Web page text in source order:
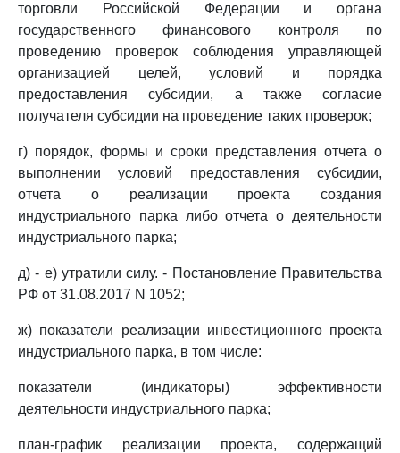
торговли Российской Федерации и органа
государственного финансового контроля по
проведению проверок соблюдения управляющей
организацией целей, условий и порядка
предоставления субсидии, а также согласие
получателя субсидии на проведение таких проверок;
г) порядок, формы и сроки представления отчета о
выполнении условий предоставления субсидии,
отчета о реализации проекта создания
индустриального парка либо отчета о деятельности
индустриального парка;
д) - е) утратили силу. - Постановление Правительства
РФ от 31.08.2017 N 1052;
ж) показатели реализации инвестиционного проекта
индустриального парка, в том числе:
показатели (индикаторы) эффективности
деятельности индустриального парка;
план-график реализации проекта, содержащий